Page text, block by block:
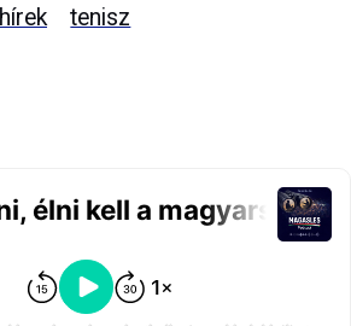
hírek tenisz